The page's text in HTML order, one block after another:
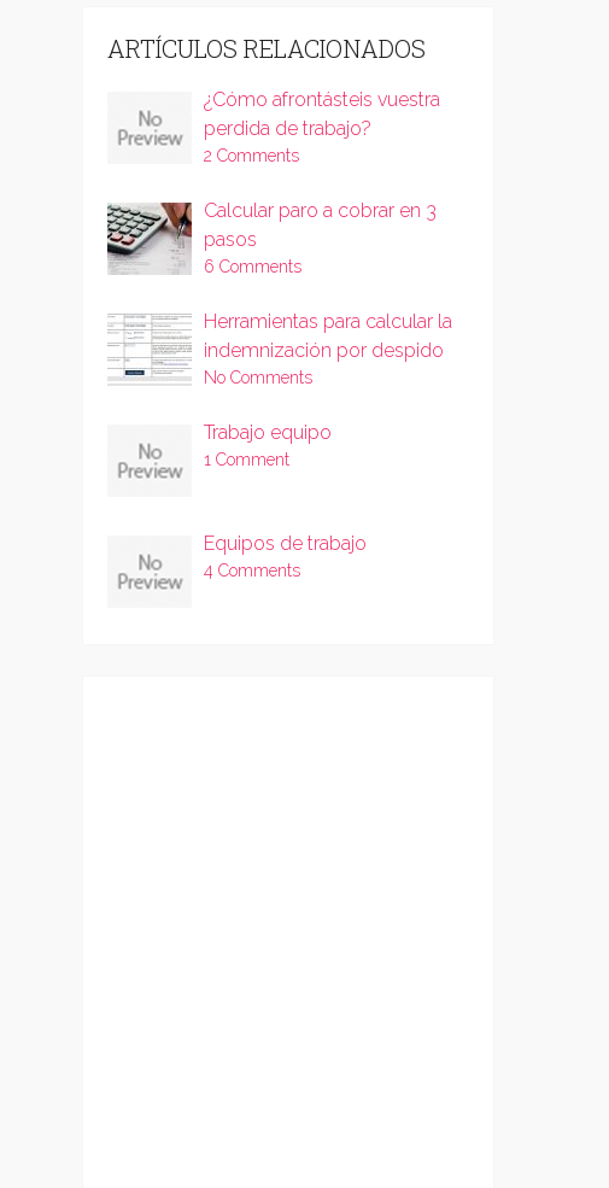
ARTÍCULOS RELACIONADOS
¿Cómo afrontásteis vuestra
perdida de trabajo?
2 Comments
Calcular paro a cobrar en 3
pasos
6 Comments
Herramientas para calcular la
indemnización por despido
No Comments
Trabajo equipo
1 Comment
Equipos de trabajo
4 Comments